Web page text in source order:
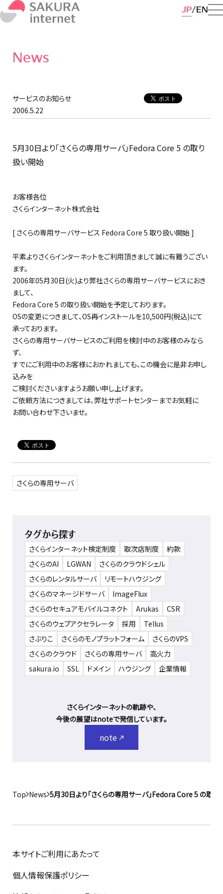
JP EN
News
サービスのお知らせ
2006.5.22
5月30日より「さくらの専用サーバ」Fedora Core 5 の取り
扱い開始
お客様各位
さくらインターネット株式会社
[ さくらの専用サーバサービス Fedora Core 5 取り扱い開始 ]
平素よりさくらインターネットをご利用頂きまして誠に有難うござい
ます。
2006年05月30日(火)より弊社さくらの専用サーバサービスにおき
まして、
Fedora Core 5 の取り扱い開始を予定しております。
OSの変更につきまして、OS再インストールを10,500円(税込)にて
承っております。
さくらの専用サーバサービスのご利用を検討中のお客様のみなら
ず、
すでにご利用中のお客様におかれましても、この機会に是非お申し
込みを
ご検討くださいますようお願い申し上げます。
ご依頼方法につきましては、弊社サポートセンターまでお気軽に
お問い合わせ下さいませ。
さくらの専用サーバ
タグから探す
さくらインターネット検定制度 取次店制度
約款
さくらのAI
LGWAN
さくらのクラウドシェル
さくらのレンタルサーバ
リモートハウジング
さくらのマネージドサーバ
ImageFlux
さくらのセキュアモバイルコネクト
Arukas
CSR
さくらのウェブアクセラレータ
採用
Tellus
さぶりこ
さくらのモノプラットフォーム
さくらのVPS
さくらのクラウド
さくらの専用サーバ
高火力
sakura.io
SSL ドメイン ハウジング 企業情報
さくらインターネットの軌跡や、
今後の展望はnoteで発信しています。
note
Top News 5月30日より「さくらの専用サーバ」Fedora Core 5 の取り
本サイトご利用にあたって
個人情報保護ポリシー